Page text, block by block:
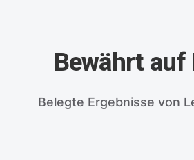
Bewährt
Belegte Ergebnisse von